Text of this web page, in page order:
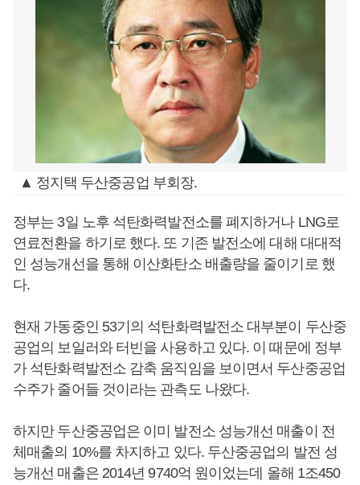
▲ 정지택 두산중공업 부회장.
정부는 3일 노후 석탄화력발전소를 폐지하거나 LNG로
연료전환을 하기로 했다. 또 기존 발전소에 대해 대대적
인 성능개선을 통해 이산화탄소 배출량을 줄이기로 했
다.
현재 가동중인 53기의 석탄화력발전소 대부분이 두산중
공업의 보일러와 터빈을 사용하고 있다. 이 때문에 정부
가 석탄화력발전소 감축 움직임을 보이면서 두산중공업
수주가 줄어들 것이라는 관측도 나왔다.
하지만 두산중공업은 이미 발전소 성능개선 매출이 전
체매출의 10%를 차지하고 있다. 두산중공업의 발전 성
능개선 매출은 2014년 9740억 원이었는데 올해 1조450